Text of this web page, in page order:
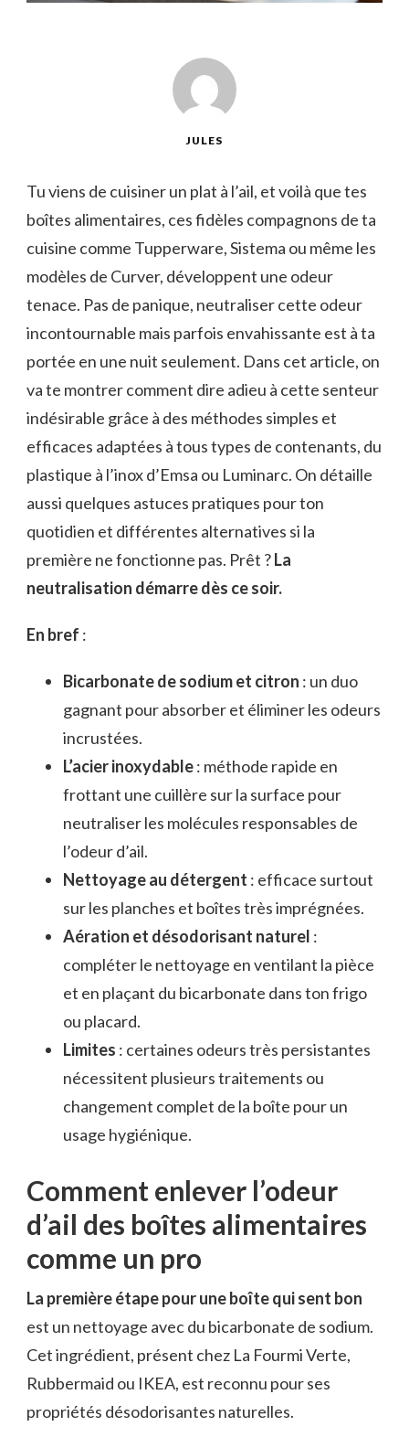
JULES
Tu viens de cuisiner un plat à l’ail, et voilà que tes
boîtes alimentaires, ces fidèles compagnons de ta
cuisine comme Tupperware, Sistema ou même les
modèles de Curver, développent une odeur
tenace. Pas de panique, neutraliser cette odeur
incontournable mais parfois envahissante est à ta
portée en une nuit seulement. Dans cet article, on
va te montrer comment dire adieu à cette senteur
indésirable grâce à des méthodes simples et
efficaces adaptées à tous types de contenants, du
plastique à l’inox d’Emsa ou Luminarc. On détaille
aussi quelques astuces pratiques pour ton
quotidien et différentes alternatives si la
première ne fonctionne pas. Prêt ?La
neutralisation démarre dès ce soir.
En bref :
Bicarbonate de sodium et citron : un duo
gagnant pour absorber et éliminer les odeurs
incrustées.
L’acier inoxydable: méthode rapide en
frottant une cuillère sur la surface pour
neutraliser les molécules responsables de
l’odeur d’ail.
Nettoyage au détergent : efficace surtout
sur les planches et boîtes très imprégnées.
Aération et désodorisant naturel :
compléter le nettoyage en ventilant la pièce
et en plaçant du bicarbonate dans ton frigo
ou placard.
Limites : certaines odeurs très persistantes
nécessitent plusieurs traitements ou
changement complet de la boîte pour un
usage hygiénique.
Comment enlever l’odeur
d’ail des boîtes alimentaires
comme un pro
La première étape pour une boîte qui sent bon
est un nettoyage avec du bicarbonate de sodium.
Cet ingrédient, présent chez La Fourmi Verte,
Rubbermaid ou IKEA, est reconnu pour ses
propriétés désodorisantes naturelles.